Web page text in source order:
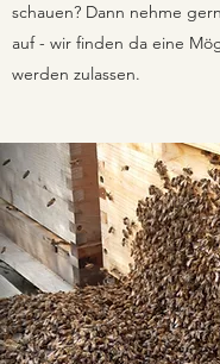
schauen? Dann nehme
auf - wir finden da eine
werden zulassen.